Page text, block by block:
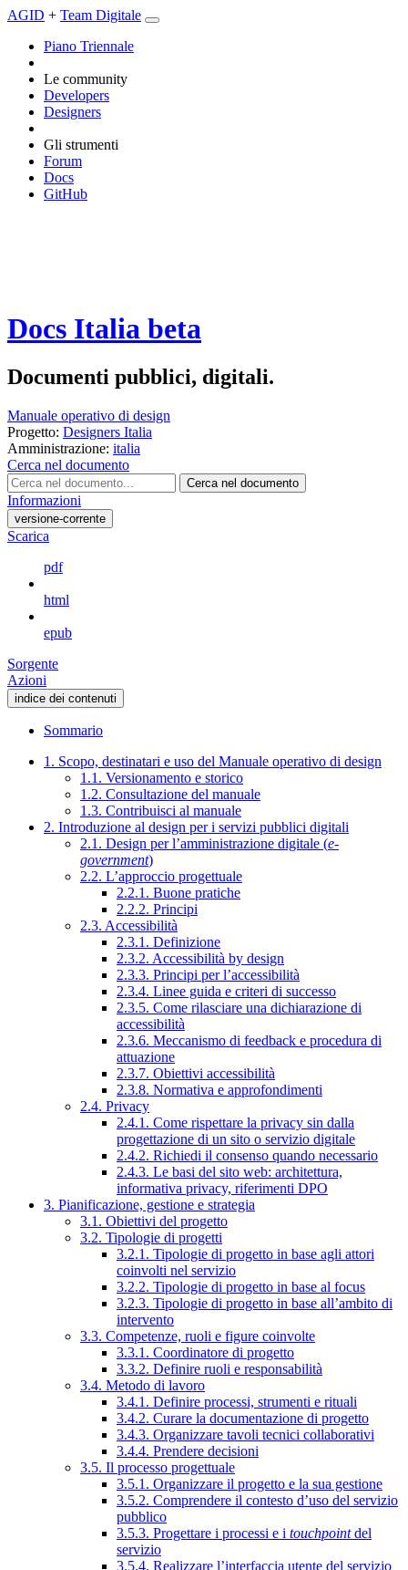
AGID + Team Digitale
Piano Triennale
Le community
Developers
Designers
Gli strumenti
Forum
Docs
GitHub
Docs Italia beta
Documenti pubblici, digitali.
Manuale operativo di design
Progetto: Designers Italia
Amministrazione: italia
Cerca nel documento
Cerca nel documento
Informazioni
versione-corrente
Scarica
pdf
html
epub
Sorgente
Azioni
indice dei contenuti
Sommario
1. Scopo, destinatari e uso del Manuale operativo di design
1.1. Versionamento e storico
1.2. Consultazione del manuale
1.3. Contribuisci al manuale
2. Introduzione al design per i servizi pubblici digitali
2.1. Design per l’amministrazione digitale (e-
government)
2.2. L’approccio progettuale
2.2.1. Buone pratiche
2.2.2. Principi
2.3. Accessibilità
2.3.1. Definizione
2.3.2. Accessibilità by design
2.3.3. Principi per l’accessibilità
2.3.4. Linee guida e criteri di successo
2.3.5. Come rilasciare una dichiarazione di
accessibilità
2.3.6. Meccanismo di feedback e procedura di
attuazione
2.3.7. Obiettivi accessibilità
2.3.8. Normativa e approfondimenti
2.4. Privacy
2.4.1. Come rispettare la privacy sin dalla
progettazione di un sito o servizio digitale
2.4.2. Richiedi il consenso quando necessario
2.4.3. Le basi del sito web: architettura,
informativa privacy, riferimenti DPO
3. Pianificazione, gestione e strategia
3.1. Obiettivi del progetto
3.2. Tipologie di progetti
3.2.1. Tipologie di progetto in base agli attori
coinvolti nel servizio
3.2.2. Tipologie di progetto in base al focus
3.2.3. Tipologie di progetto in base all’ambito di
intervento
3.3. Competenze, ruoli e figure coinvolte
3.3.1. Coordinatore di progetto
3.3.2. Definire ruoli e responsabilità
3.4. Metodo di lavoro
3.4.1. Definire processi, strumenti e rituali
3.4.2. Curare la documentazione di progetto
3.4.3. Organizzare tavoli tecnici collaborativi
3.4.4. Prendere decisioni
3.5. Il processo progettuale
3.5.1. Organizzare il progetto e la sua gestione
3.5.2. Comprendere il contesto d’uso del servizio
pubblico
3.5.3. Progettare i processi e i touchpointdel
servizio
3.5.4. Realizzare l’interfaccia utente del servizio